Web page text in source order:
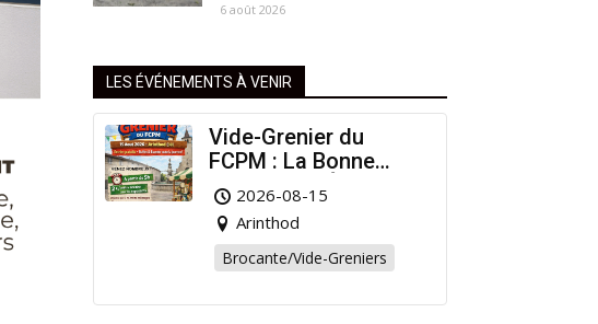
6 août 2026
LES ÉVÉNEMENTS À VENIR
Vide-Grenier du
FCPM : La Bonne
Affaire de l’Été à
Arinthod !
2026-08-15
Arinthod
Brocante/Vide-Greniers